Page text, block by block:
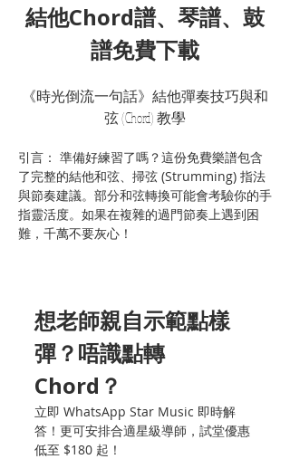
結他Chord譜、琴譜、鼓
譜免費下載
《時光倒流一句話》結他彈奏技巧與和
弦 (Chord) 教學
引言： 準備好練習了嗎？這份免費樂譜包含
了完整的結他和弦、掃弦 (Strumming) 指法
與節奏建議。部分和弦轉換可能會考驗你的手
指靈活度。如果在複雜的過門節奏上遇到困
難，千萬不要灰心！
想老師親自示範點樣
彈？唔識點轉
Chord？
立即 WhatsApp Star Music 即時解
答！更可安排合適星級導師，試堂優惠
低至 $180 起！